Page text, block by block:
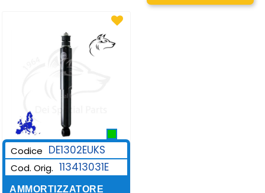
Codice DE1302EUKS
Cod. Orig. 113413031E
AMMORTIZZATORE